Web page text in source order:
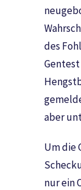
des
aber
Um die
nur ein